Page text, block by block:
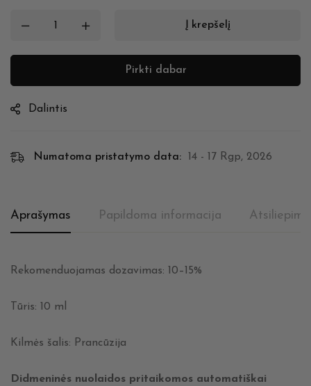
Į krepšelį
Pirkti dabar
Dalintis
Numatoma pristatymo data: 14 - 17 Rgp, 2026
Aprašymas Papildoma informacija
Rekomenduojamas dozavimas: 10–15%
Tūris: 10 ml
Kilmės šalis: Prancūzija
Didmeninės nuolaidos pritaikomos automatiškai